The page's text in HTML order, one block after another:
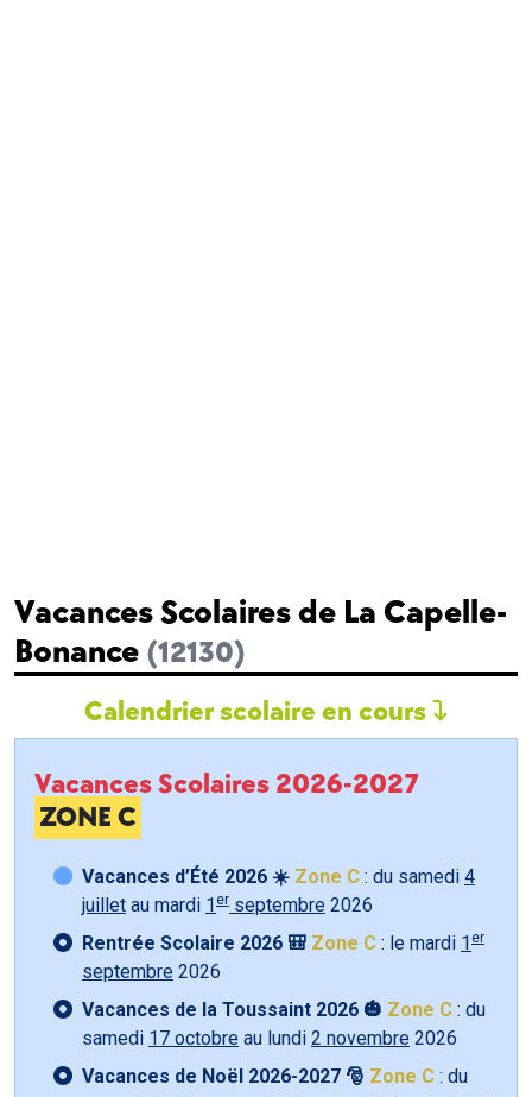
Vacances Scolaires de La Capelle-
Bonance (12130)
Calendrier scolaire en cours
Vacances Scolaires 2026-2027
ZONE C
Vacances d’Été 2026 ☀️ Zone C : du samedi 4
juillet au mardi 1 er septembre 2026
Rentrée Scolaire 2026 🎒 Zone C : le mardi 1 er
septembre 2026
Vacances de la Toussaint 2026 🎃 Zone C : du
samedi 17 octobre au lundi 2 novembre 2026
Vacances de Noël 2026-2027 🎅 Zone C : du